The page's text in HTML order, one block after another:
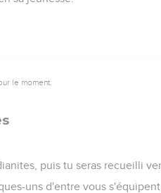
le moment.
puis tu seras recueilli
uns d'entre vous